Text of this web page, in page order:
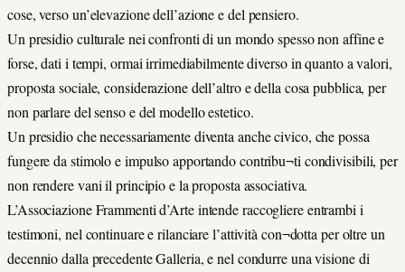
cose, verso un’elevazione dell’azione e del pensiero.
Un presidio culturale nei confronti di un mondo spesso non affine e
forse, dati i tempi, ormai irrimediabilmente diverso in quanto a valori,
proposta sociale, considerazione dell’altro e della cosa pubblica, per
non parlare del senso e del modello estetico.
Un presidio che necessariamente diventa anche civico, che possa
fungere da stimolo e impulso apportando contribu¬ti condivisibili, per
non rendere vani il principio e la proposta associativa.
L’Associazione Frammenti d’Arte intende raccogliere entrambi i
testimoni, nel continuare e rilanciare l’attività con¬dotta per oltre un
decennio dalla precedente Galleria, e nel condurre una visione di